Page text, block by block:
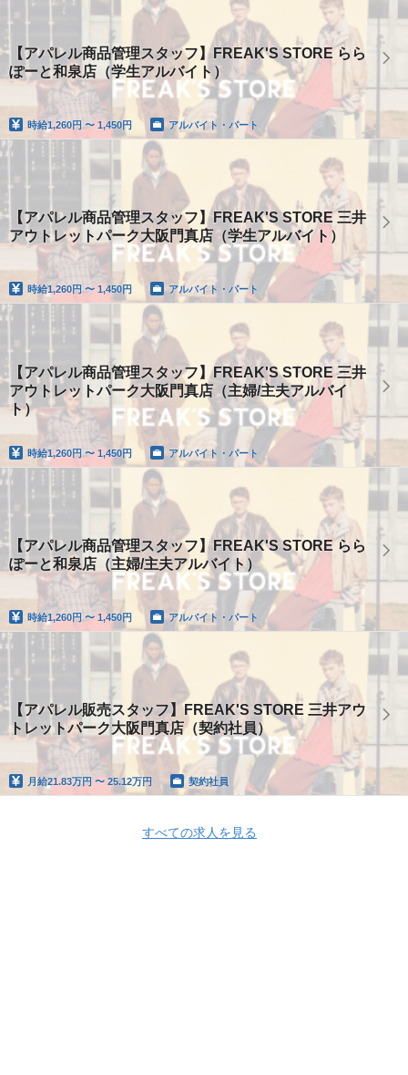
【アパレル商品管理スタッフ】FREAK'S STORE らら
ぽーと和泉店（学生アルバイト）
時給1,260円 〜 1,450円 アルバイト・パート
【アパレル商品管理スタッフ】FREAK'S STORE 三井
アウトレットパーク大阪門真店（学生アルバイト）
時給1,260円 〜 1,450円 アルバイト・パート
【アパレル商品管理スタッフ】FREAK'S STORE 三井
アウトレットパーク大阪門真店（主婦/主夫アルバイ
ト）
時給1,260円 〜 1,450円 アルバイト・パート
【アパレル商品管理スタッフ】FREAK'S STORE らら
ぽーと和泉店（主婦/主夫アルバイト）
時給1,260円 〜 1,450円 アルバイト・パート
【アパレル販売スタッフ】FREAK'S STORE 三井アウ
トレットパーク大阪門真店（契約社員）
月給21.83万円 〜 25.12万円 契約社員
すべての求人を見る